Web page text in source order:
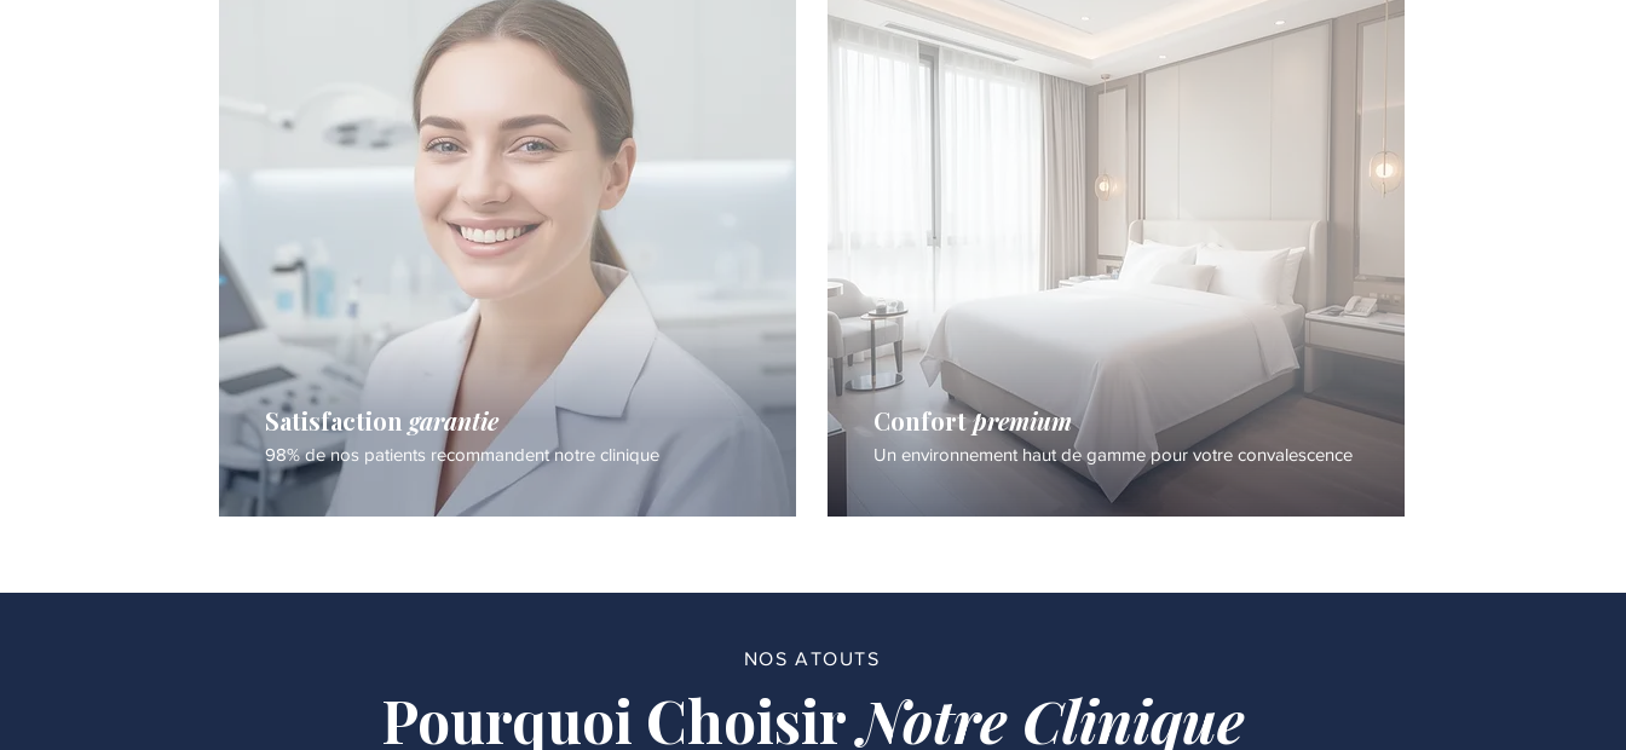
Satisfaction garantie
98% de nos patients recommandent notre clinique
Confortpremium
Un environnement haut de gamme pour votre convalescence
NOS ATOUTS
Pourquoi ChoisirNotre Clinique